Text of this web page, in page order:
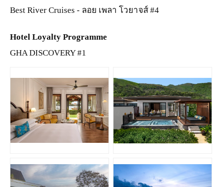
Best River Cruises - ลอย เพลา โวยาจส์ #4
Hotel Loyalty Programme
GHA DISCOVERY #1
JPG JPG